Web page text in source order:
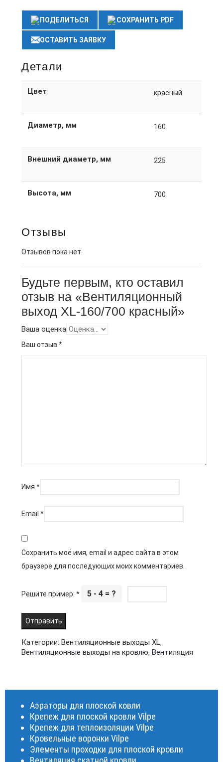
ПОДЕЛИТЬСЯ СОХРАНИТЬ PDF
ОСТАВИТЬ ЗАЯВКУ
Детали
Цвет красный
Диаметр, мм 160
Внешний диаметр, мм 225
Высота, мм 700
Отзывы
Отзывов пока нет.
Будьте первым, кто оставил
отзыв на «Вентиляционный
выход XL-160/700 красный»
Ваша оценка
Ваш отзыв *
Имя *
Email *
Сохранить моё имя, email и адрес сайта в этом
браузере для последующих моих комментариев.
Решите пример: * 5 - 4 = ?
Категории: Вентиляционные выходы XL,
Вентиляционные выходы на кровлю, Вентиляция
Аэраторы для плоской ковли
Крепеж для плоской кровли Vilpe
Крепеж для теплоизоляции Vilpe
Кровельные воронки Vilpe
Элементы проходки для плоской кровли